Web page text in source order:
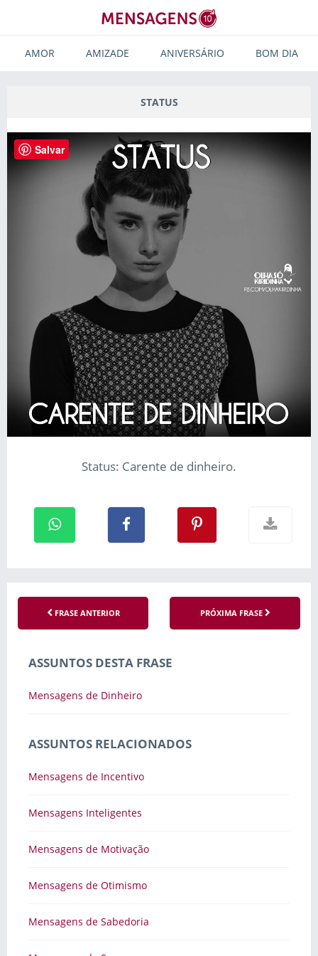
AMOR AMIZADE ANIVERSÁRIO BOM DIA
STATUS
Status: Carente de dinheiro.
FRASE ANTERIOR PRÓXIMA FRASE
ASSUNTOS DESTA FRASE
Mensagens de Dinheiro
ASSUNTOS RELACIONADOS
Mensagens de Incentivo
Mensagens Inteligentes
Mensagens de Motivação
Mensagens de Otimismo
Mensagens de Sabedoria
Salvar